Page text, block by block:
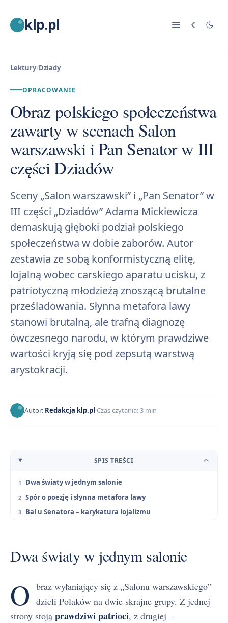
klp.pl
Lektury/Dziady
OPRACOWANIE
Obraz polskiego społeczeństwa
zawarty w scenach Salon
warszawski i Pan Senator w III
części Dziadów
Sceny „Salon warszawski” i „Pan Senator” w
III części „Dziadów” Adama Mickiewicza
demaskują głęboki podział polskiego
społeczeństwa w dobie zaborów. Autor
zestawia ze sobą konformistyczną elitę,
lojalną wobec carskiego aparatu ucisku, z
patriotyczną młodzieżą znoszącą brutalne
prześladowania. Słynna metafora lawy
stanowi brutalną, ale trafną diagnozę
ówczesnego narodu, w którym prawdziwe
wartości kryją się pod zepsutą warstwą
arystokracji.
Autor: Redakcja klp.pl Czas czytania: 3 min
SPIS TREŚCI
Dwa światy w jednym salonie
Spór o poezję i słynna metafora lawy
Bal u Senatora – karykatura lojalizmu
Dwa światy w jednym salonie
O braz wyłaniający się z „Salonu warszawskiego”
dzieli Polaków na dwie skrajne grupy. Z jednej
strony stoją prawdziwi patrioci, z drugiej –